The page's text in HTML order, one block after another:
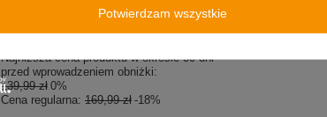
139,99 zł / szt.
Najniższa cena produktu w okresie 30 dni
przed wprowadzeniem obniżki:
139,99 zł 0%
Cena regularna: 169,99 zł -18%
Potwierdzam wszystkie